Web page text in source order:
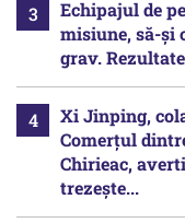
Echipajul de
misiune, să-și
grav.
Xi Jinping,
Comerțul
Chirieac,
trezește...